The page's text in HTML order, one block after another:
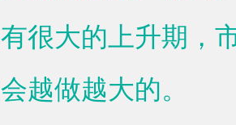
很大的上升期，
越做越大的。